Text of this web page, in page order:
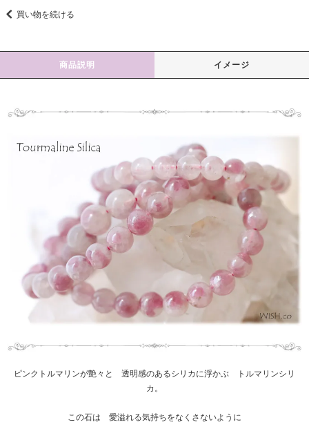
買い物を続ける
商品説明 イメージ
ピンクトルマリンが艶々と 透明感のあるシリカに浮かぶ トルマリンシリ
カ。
この石は 愛溢れる気持ちをなくさないように